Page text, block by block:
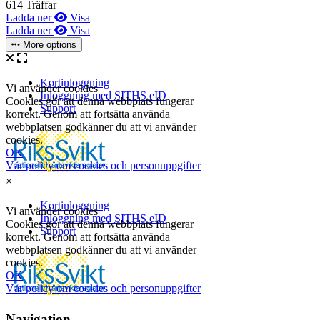
614 Träffar
Ladda ner
Visa
Ladda ner
Visa
More options
×